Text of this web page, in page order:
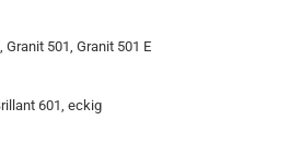
501, Granit 501 E
601, eckig